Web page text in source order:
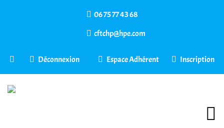
06 75 77 43 68
cftchp@hpe.com
Déconnexion Espace Adhérent Inscription